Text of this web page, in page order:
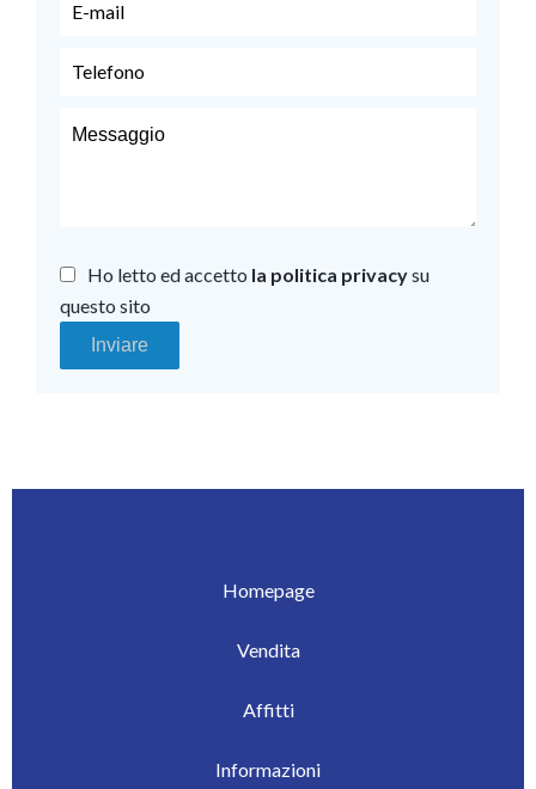
Ho letto ed accetto la politica privacysu
questo sito
Inviare
Homepage
Vendita
Affitti
Informazioni